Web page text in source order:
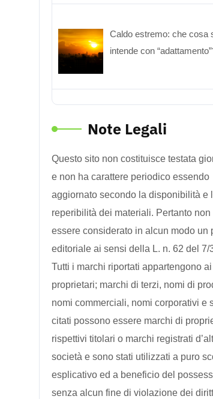
Caldo estremo: che cosa
intende con
Note Legali
Questo sito non costituisce testata
e non ha carattere periodico essendo
aggiornato secondo la disponibilità e
reperibilità dei materiali. Pertanto non
essere considerato in alcun modo un
editoriale ai sensi della L. n. 62 del 7/
Tutti i marchi riportati appartengono
proprietari; marchi di terzi, nomi di
nomi commerciali, nomi corporativi e
citati possono essere marchi di
rispettivi titolari o marchi registrati
società e sono stati utilizzati a puro
esplicativo ed a beneficio del
senza alcun fine di violazione dei